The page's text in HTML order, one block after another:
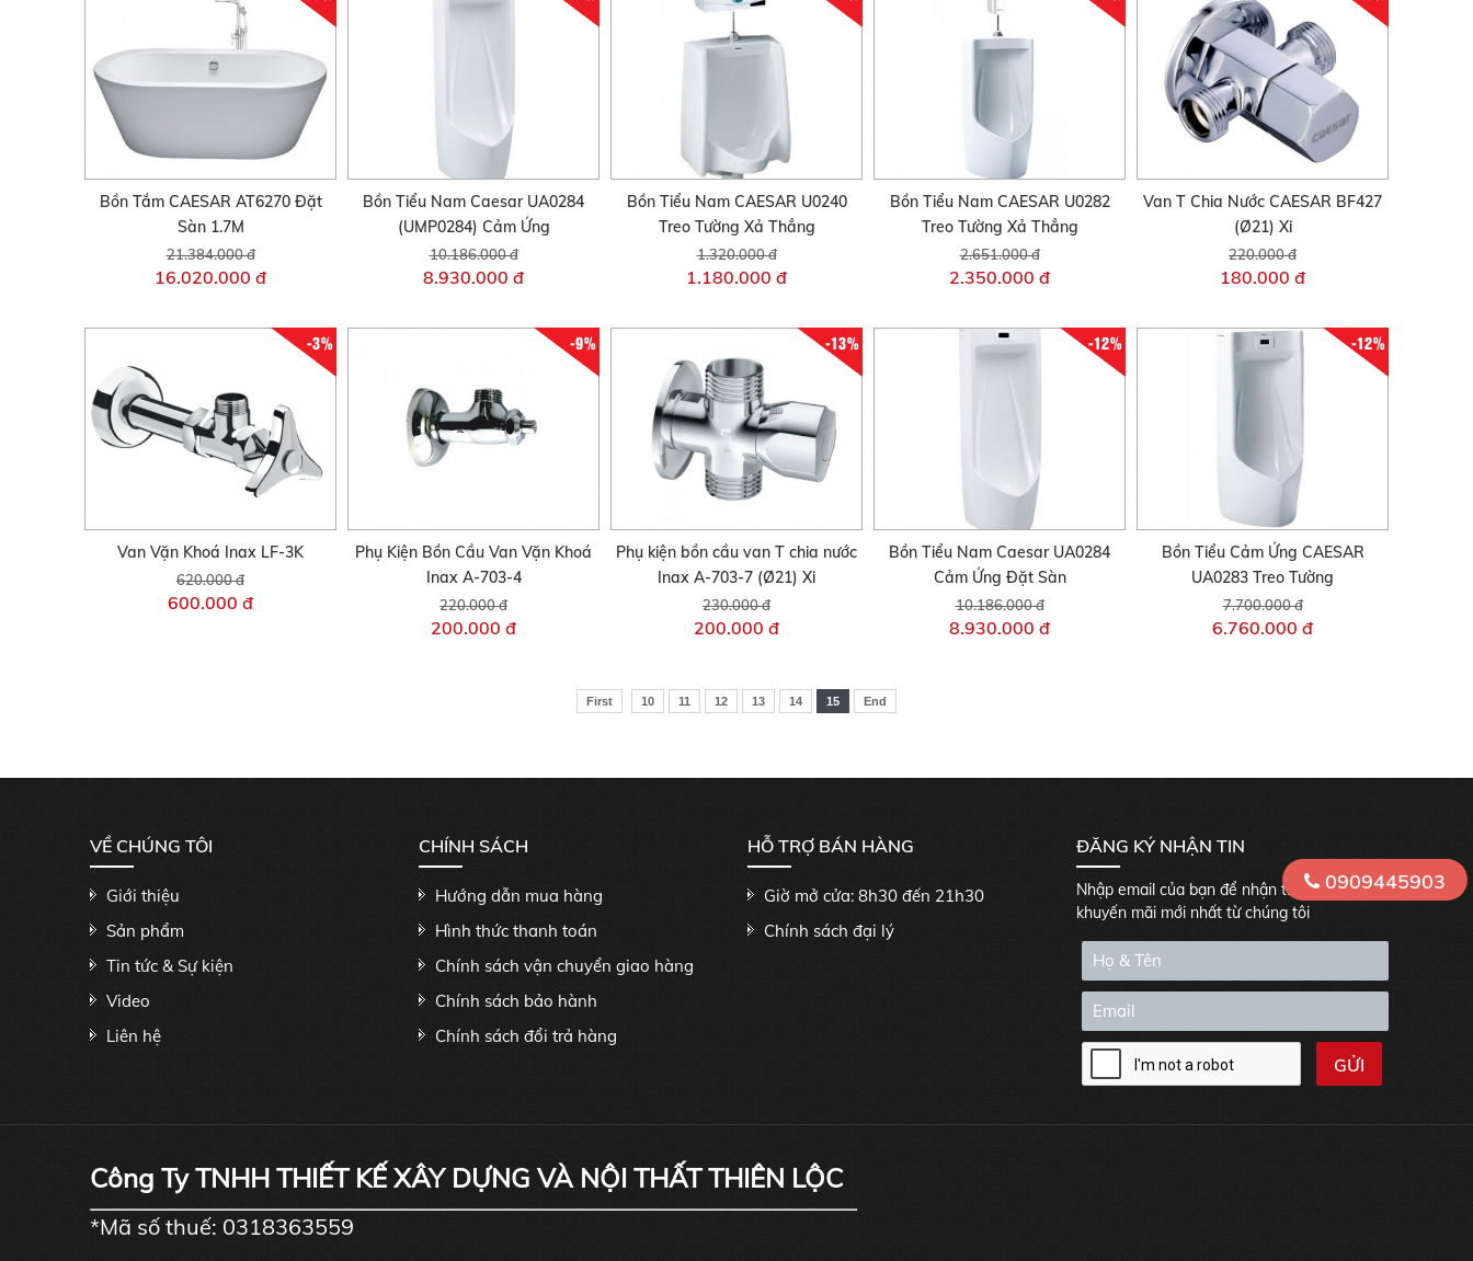
Bồn Tắm CAESAR AT6270 Đặt
Sàn 1.7M
21.384.000 đ
16.020.000 đ
Bồn Tiểu Nam Caesar UA0284
(UMP0284) Cảm Ứng
10.186.000 đ
8.930.000 đ
Bồn Tiểu Nam CAESAR U0240
Treo Tường Xả Thẳng
1.320.000 đ
1.180.000 đ
Bồn Tiểu Nam CAESAR U0282
Treo Tường Xả Thẳng
2.651.000 đ
2.350.000 đ
Van T Chia Nước CAESAR BF427
(Ø21) Xi
220.000 đ
180.000 đ
-3%
Van Vặn Khoá Inax LF-3K
620.000 đ
600.000 đ
-9%
Phụ Kiện Bồn Cầu Van Vặn Khoá
Inax A-703-4
220.000 đ
200.000 đ
-13%
Phụ kiện bồn cầu van T chia nước
Inax A-703-7 (Ø21) Xi
230.000 đ
200.000 đ
-12%
Bồn Tiểu Nam Caesar UA0284
Cảm Ứng Đặt Sàn
10.186.000 đ
8.930.000 đ
-12%
Bồn Tiểu Cảm Ứng CAESAR
UA0283 Treo Tường
7.700.000 đ
6.760.000 đ
First 10 11 12 13 14 15 End
VỀ CHÚNG TÔI
Giới thiệu
Sản phẩm
Tin tức & Sự kiện
Video
Liên hệ
CHÍNH SÁCH
Hướng dẫn mua hàng
Hình thức thanh toán
Chính sách vận chuyển giao hàng
Chính sách bảo hành
Chính sách đổi trả hàng
HỖ TRỢ BÁN HÀNG
Giờ mở cửa: 8h30 đến 21h30
Chính sách đại lý
ĐĂNG KÝ NHẬN TIN
Nhập email của bạn để nhận thông tin
khuyến mãi mới nhất từ chúng tôi
Công Ty TNHH THIẾT KẾ XÂY DỰNG VÀ NỘI THẤT THIÊN LỘC
*Mã số thuế: 0318363559
0909445903